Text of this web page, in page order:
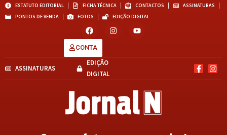
ESTATUTO EDITORIAL FICHA TÉCNICA CONTACTOS
ASSINATURAS
PONTOS DE VENDA
FOTOS EDIÇÃO DIGITAL
CONTA
ASSINATURAS
EDIÇÃO
DIGITAL